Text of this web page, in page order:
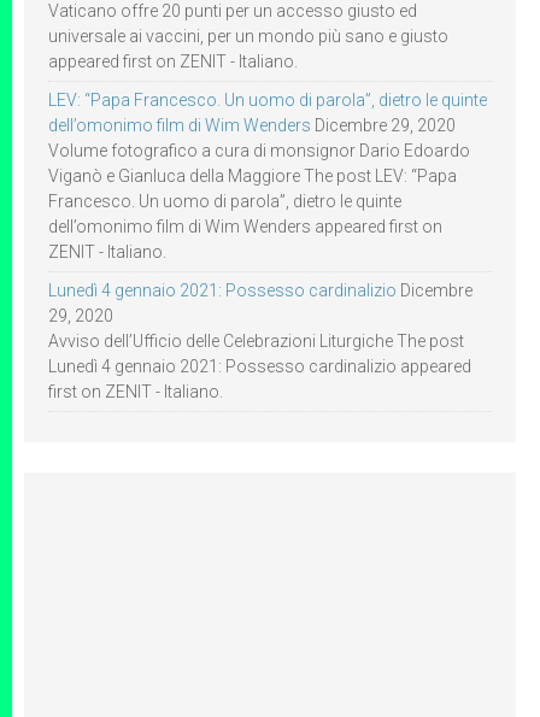
Vaticano offre 20 punti per un accesso giusto ed
universale ai vaccini, per un mondo più sano e giusto
appeared first on ZENIT - Italiano.
LEV: “Papa Francesco. Un uomo di parola”, dietro le quinte
dell’omonimo film di Wim Wenders Dicembre 29, 2020
Volume fotografico a cura di monsignor Dario Edoardo
Viganò e Gianluca della Maggiore The post LEV: “Papa
Francesco. Un uomo di parola”, dietro le quinte
dell’omonimo film di Wim Wenders appeared first on
ZENIT - Italiano.
Lunedì 4 gennaio 2021: Possesso cardinalizio Dicembre
29, 2020
Avviso dell’Ufficio delle Celebrazioni Liturgiche The post
Lunedì 4 gennaio 2021: Possesso cardinalizio appeared
first on ZENIT - Italiano.